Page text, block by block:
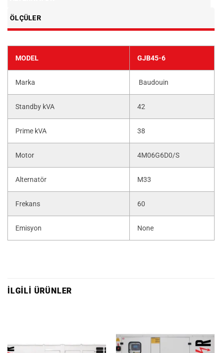
ÖLÇÜLER
MODEL GJB45-6
Marka Baudouin
Standby kVA 42
Prime kVA 38
Motor 4M06G6D0/S
Alternatör M33
Frekans 60
Emisyon None
İLGILI ÜRÜNLER